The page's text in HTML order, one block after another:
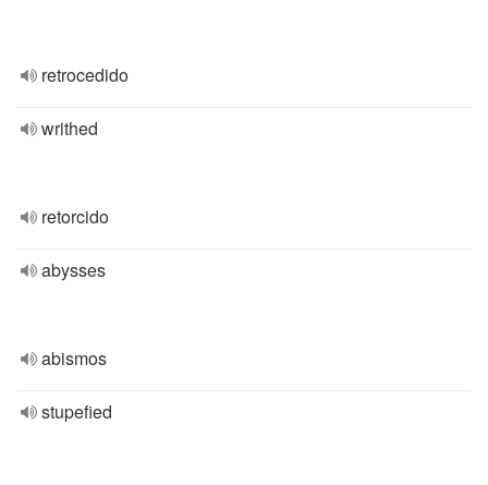
retrocedido
writhed
retorcido
abysses
abismos
stupefied